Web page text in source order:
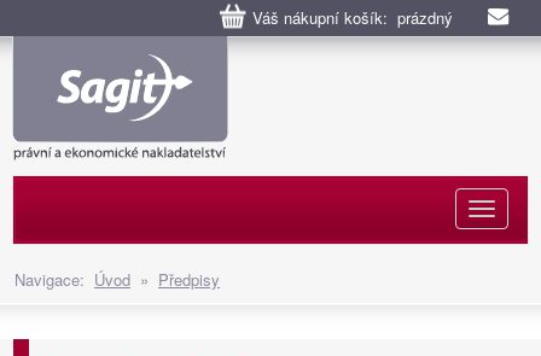
Váš nákupní košík: prázdný
Navigace: Úvod » Předpisy